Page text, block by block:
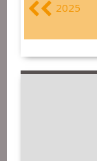
2025